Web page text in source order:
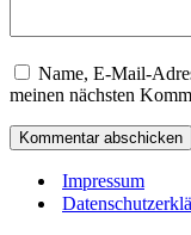
Name, E-Mail-
meinen nächsten
Impressum